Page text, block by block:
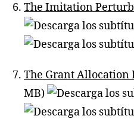
The Imitation
The Grant Allocation
MB)